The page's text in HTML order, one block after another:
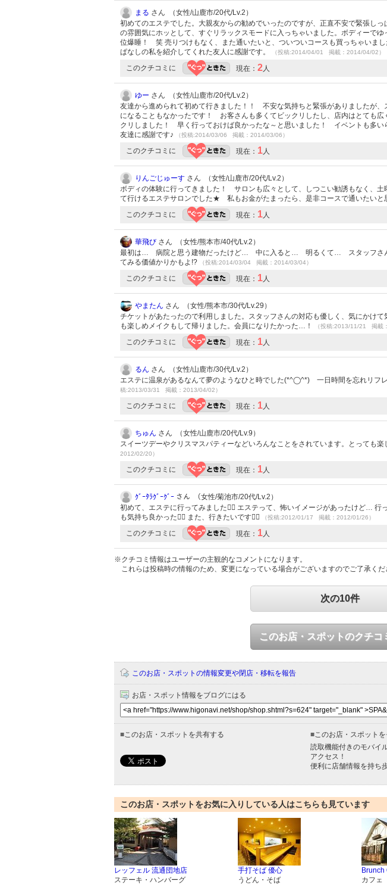
まる さん （女性/山鹿市/20代/Lv.2）
初めてのエステでした。大親友からの勧めでいったのですが、正直不安で緊張し
の雰囲気にホッとして、すぐリラックスモードに入っちゃいました。ボディーで
位爆睡！ 笑 売りつけもなく、また通いたいと、ついついコースも買っちゃいま
ぱなしの私を紹介してくれた友人に感謝です。
（投稿:2014/04/01 掲載：2014/04/02）
このクチコミに 現在： 2人
ゆー さん （女性/山鹿市/20代/Lv.2）
友達から進められて初めて行きました！！ 不安な気持ちと緊張がありましたが
になることもなかったです！ お客さんも多くてビックリしたし、店内はとても広
クリしました！ 早く行っておけば良かったな～と思いました！ イベントも多
友達に感謝です♪
（投稿:2014/03/06 掲載：2014/03/06）
このクチコミに 現在： 1人
りんごじゅーす さん （女性/山鹿市/20代/Lv.2）
ボディの体験に行ってきました！ サロンも広々として、しつこい勧誘もなく、
て行けるエステサロンでした★ 私もお金がたまったら、是非コースで通いたいと
このクチコミに 現在： 1人
華飛び さん （女性/熊本市/40代/Lv.2）
最初は… 病院と思う建物だったけど… 中に入ると… 明るくて… スタッフさん
てみる価値かりかもよ!?
（投稿:2014/03/04 掲載：2014/03/04）
このクチコミに 現在： 1人
やまたん さん （女性/熊本市/30代/Lv.29）
チケットがあたったので利用しました。スタッフさんの対応も優しく、気にかけ
も楽しめメイクもして帰りました。会員になりたかった…！
（投稿:2013/11/21 掲載
このクチコミに 現在： 1人
るん さん （女性/山鹿市/30代/Lv.2）
エステに温泉があるなんて夢のようなひと時でした(*^◯^*) 一日時間を忘れリフ
稿:2013/03/31 掲載：2013/04/02）
このクチコミに 現在： 1人
ちゅん さん （女性/山鹿市/20代/Lv.9）
スイーツデーやクリスマスパティーなどいろんなことをされています。とっても楽
2012/02/20）
このクチコミに 現在： 1人
ｸﾞｰﾀﾗｸﾞｰｸﾞｰ さん （女性/菊池市/20代/Lv.2）
初めて、エステに行ってみました エステって、怖いイメージがあったけど… 行
も気持ち良かった また、行きたいです
（投稿:2012/01/17 掲載：2012/01/26）
このクチコミに 現在： 1人
※クチコミ情報はユーザーの主観的なコメントになります。
これらは投稿時の情報のため、変更になっている場合がございますのでご了承くだ
次の10件
このお店・スポットのクチコ
このお店・スポットの情報変更や閉店・移転を報告
お店・スポット情報をブログにはる
■このお店・スポットを共有する ■このお店・スポット
読取機能付きのモバイ
アクセス！
便利に店舗情報を持ち
このお店・スポットをお気に入りしている人はこちらも見ています
レッフェル 流通団地店
ステーキ・ハンバーグ
手打そば 優心
うどん・そば
Brunch
カフェ